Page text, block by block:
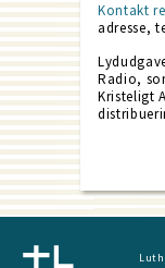
Kontakt
adresse,
Radio,
Kristeligt